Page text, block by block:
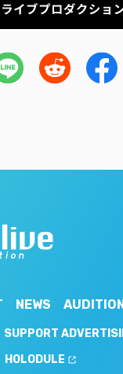
NEWS AUDITION
SUPPORT
HOLODULE